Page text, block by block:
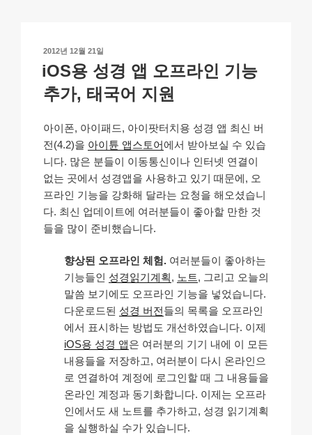
n
k
o
k
p
at
작
일
자
2012년 12월 21일
iOS용 성경 앱 오프라인 기능
추가, 태국어 지원
아이폰, 아이패드, 아이팟터치용 성경 앱 최신 버
전(4.2)을 아이튠 앱스토어에서 받아보실 수 있습
니다. 많은 분들이 이동통신이나 인터넷 연결이
없는 곳에서 성경앱을 사용하고 있기 때문에, 오
프라인 기능을 강화해 달라는 요청을 해오셨습니
다. 최신 업데이트에 여러분들이 좋아할 만한 것
들을 많이 준비했습니다.
향상된 오프라인 체험. 여러분들이 좋아하는
기능들인 성경읽기계획, 노트, 그리고 오늘의
말씀 보기에도 오프라인 기능을 넣었습니다.
다운로드된 성경 버전들의 목록을 오프라인
에서 표시하는 방법도 개선하였습니다. 이제
iOS용 성경 앱은 여러분의 기기 내에 이 모든
내용들을 저장하고, 여러분이 다시 온라인으
로 연결하여 계정에 로그인할 때 그 내용들을
온라인 계정과 동기화합니다. 이제는 오프라
인에서도 새 노트를 추가하고, 성경 읽기계획
을 실행하실 수가 있습니다.